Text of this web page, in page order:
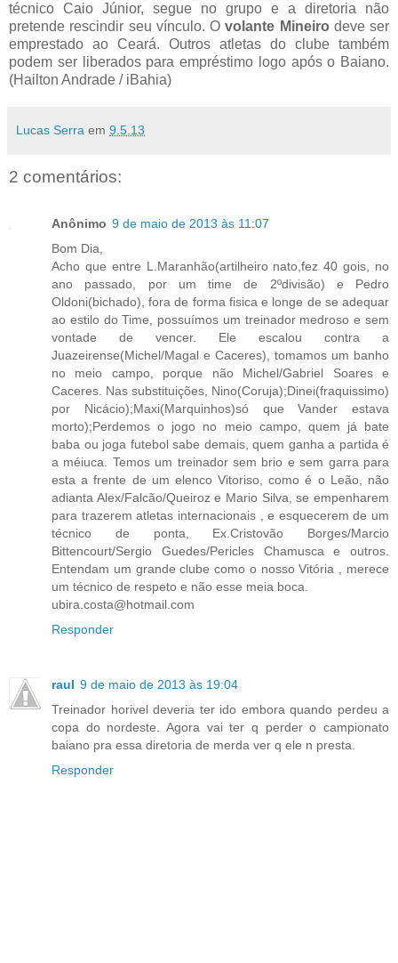
técnico Caio Júnior, segue no grupo e a diretoria não
pretende rescindir seu vínculo. Ovolante Mineiro deve ser
emprestado ao Ceará. Outros atletas do clube também
podem ser liberados para empréstimo logo após o Baiano.
(Hailton Andrade / iBahia)
Lucas Serra em 9.5.13
2 comentários:
Anônimo 9 de maio de 2013 às 11:07
Bom Dia,
Acho que entre L.Maranhão(artilheiro nato,fez 40 gois, no
ano passado, por um time de 2ºdivisão) e Pedro
Oldoni(bichado), fora de forma fisica e longe de se adequar
ao estilo do Time, possuímos um treinador medroso e sem
vontade de vencer. Ele escalou contra a
Juazeirense(Michel/Magal e Caceres), tomamos um banho
no meio campo, porque não Michel/Gabriel Soares e
Caceres. Nas substituições, Nino(Coruja);Dinei(fraquissimo)
por Nicácio);Maxi(Marquinhos)só que Vander estava
morto);Perdemos o jogo no meio campo, quem já bate
baba ou joga futebol sabe demais, quem ganha a partida é
a méiuca. Temos um treinador sem brio e sem garra para
esta a frente de um elenco Vitoriso, como é o Leão, não
adianta Alex/Falcão/Queiroz e Mario Silva, se empenharem
para trazerem atletas internacionais , e esquecerem de um
técnico de ponta, Ex.Cristovão Borges/Marcio
Bittencourt/Sergio Guedes/Pericles Chamusca e outros.
Entendam um grande clube como o nosso Vitória , merece
um técnico de respeto e não esse meia boca.
ubira.costa@hotmail.com
Responder
raul 9 de maio de 2013 às 19:04
Treinador horivel deveria ter ido embora quando perdeu a
copa do nordeste. Agora vai ter q perder o campionato
baiano pra essa diretoria de merda ver q ele n presta.
Responder